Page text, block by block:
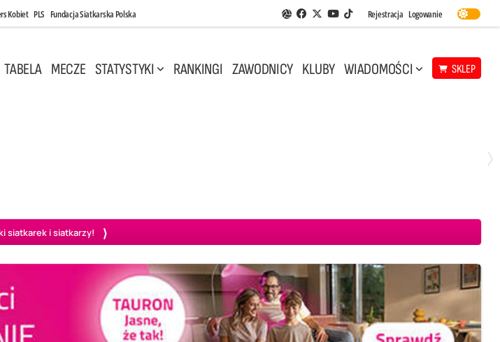
Kobiet PLS Fundacja Siatkarska Polska Aplikacja Siatkarskie Ligi
Facebook
Twitter
Youtube
TikTok
Rejestracja Logowanie
TABELA MECZE STATYSTYKI RANKINGI ZAWODNICY KLUBY WIADOMOŚCI SKLEP
siatkarek i siatkarzy!